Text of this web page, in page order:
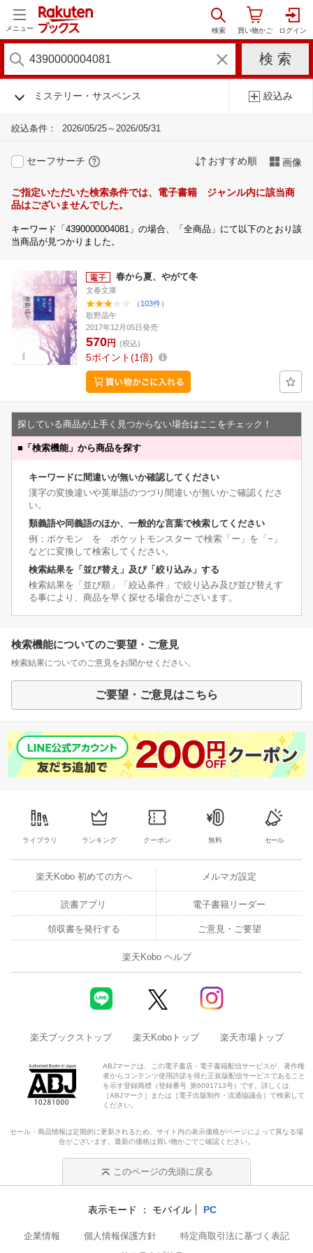
メニュー
ミステリー・サスペンス 絞込み
絞込条件： 2026/05/25～2026/05/31
セーフサーチ おすすめ順 画像
ご指定いただいた検索条件では、電子書籍 ジャンル内に該当商
品はございませんでした。
キーワード「4390000004081」の場合、「全商品」にて以下のとおり該
当商品が見つかりました。
春から夏、やがて冬
文春文庫
（103件）
歌野晶午
2017年12月05日発売
570円 (税込)
5ポイント 1倍
探している商品が上手く見つからない場合はここをチェック！
■ 「検索機能」から商品を探す
キーワードに間違いが無いか確認してください
漢字の変換違いや英単語のつづり間違いが無いかご確認くださ
い。
類義語や同義語のほか、一般的な言葉で検索してください
例：ポケモン を ポケットモンスター で検索「ー」を「−」
などに変換して検索してください。
検索結果を「並び替え」及び「絞り込み」する
検索結果を「並び順」「絞込条件」で絞り込み及び並び替えす
る事により、商品を早く探せる場合がございます。
検索機能についてのご要望・ご意見
検索結果についてのご意見をお聞かせください。
ご要望・ご意見はこちら
ライブラリ ランキング クーポン 無料 セール
楽天Kobo 初めての方へ メルマガ設定
読書アプリ 電子書籍リーダー
領収書を発行する ご意見・ご要望
楽天Kobo ヘルプ
楽天ブックストップ 楽天Koboトップ 楽天市場トップ
ABJマークは、この電子書店・電子書籍配信サービスが、著作権
者からコンテンツ使用許諾を得た正規版配信サービスであること
を示す登録商標（登録番号 第6091713号）です。詳しくは
［ABJマーク］または［電子出版制作・流通協議会］で検索して
ください。
セール・商品情報は定期的に更新されるため、サイト内の表示価格がページによって異なる場
合がございます。最新の価格は買い物かごでご確認ください。
このページの先頭に戻る
表示モード モバイル PC
企業情報 個人情報保護方針
特定商取引法に基づく表記